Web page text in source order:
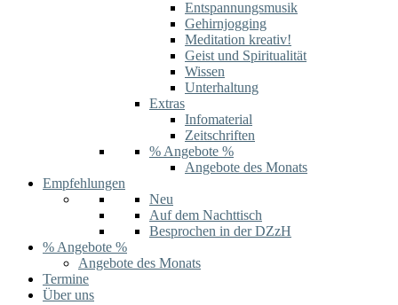
Entspannungsmusik
Gehirnjogging
Meditation kreativ!
Geist und Spiritualität
Wissen
Unterhaltung
Extras
Infomaterial
Zeitschriften
% Angebote %
Angebote des Monats
Empfehlungen
Neu
Auf dem Nachttisch
Besprochen in der DZzH
% Angebote %
Angebote des Monats
Termine
Über uns